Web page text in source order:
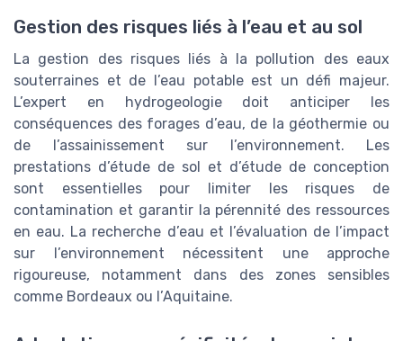
Gestion des risques liés à l’eau et au sol
La gestion des risques liés à la pollution des eaux
souterraines et de l’eau potable est un défi majeur.
L’expert en hydrogeologie doit anticiper les
conséquences des forages d’eau, de la géothermie ou
de l’assainissement sur l’environnement. Les
prestations d’étude de sol et d’étude de conception
sont essentielles pour limiter les risques de
contamination et garantir la pérennité des ressources
en eau. La recherche d’eau et l’évaluation de l’impact
sur l’environnement nécessitent une approche
rigoureuse, notamment dans des zones sensibles
comme Bordeaux ou l’Aquitaine.